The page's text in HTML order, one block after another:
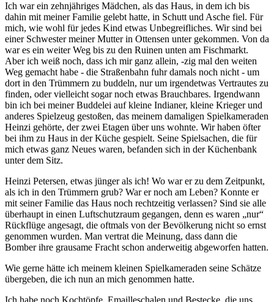
Ich war ein zehnjähriges Mädchen, als das Haus, in dem ich bis
dahin mit meiner Familie gelebt hatte, in Schutt und Asche fiel. Für
mich, wie wohl für jedes Kind etwas Unbegreifliches. Wir sind bei
einer Schwester meiner Mutter in Ottensen unter gekommen. Von da
war es ein weiter Weg bis zu den Ruinen unten am Fischmarkt.
Aber ich weiß noch, dass ich mir ganz allein, -zig mal den weiten
Weg gemacht habe - die Straßenbahn fuhr damals noch nicht - um
dort in den Trümmern zu buddeln, nur um irgendetwas Vertrautes zu
finden, oder vielleicht sogar noch etwas Brauchbares. Irgendwann
bin ich bei meiner Buddelei auf kleine Indianer, kleine Krieger und
anderes Spielzeug gestoßen, das meinem damaligen Spielkameraden
Heinzi gehörte, der zwei Etagen über uns wohnte. Wir haben öfter
bei ihm zu Haus in der Küche gespielt. Seine Spielsachen, die für
mich etwas ganz Neues waren, befanden sich in der Küchenbank
unter dem Sitz.
Heinzi Petersen, etwas jünger als ich! Wo war er zu dem Zeitpunkt,
als ich in den Trümmern grub? War er noch am Leben? Konnte er
mit seiner Familie das Haus noch rechtzeitig verlassen? Sind sie alle
überhaupt in einen Luftschutzraum gegangen, denn es waren
nur
Rückflüge angesagt, die oftmals von der Bevölkerung nicht so ernst
genommen wurden. Man vertrat die Meinung, dass dann die
Bomber ihre grausame Fracht schon anderweitig abgeworfen hatten.
Wie gerne hätte ich meinem kleinen Spielkameraden seine Schätze
übergeben, die ich nun an mich genommen hatte.